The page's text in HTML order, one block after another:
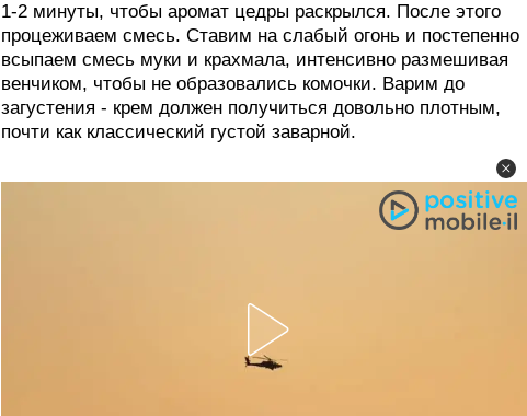
1-2 минуты, чтобы аромат цедры раскрылся. После этого
процеживаем смесь. Ставим на слабый огонь и постепенно
всыпаем смесь муки и крахмала, интенсивно размешивая
венчиком, чтобы не образовались комочки. Варим до
загустения - крем должен получиться довольно плотным,
почти как классический густой заварной.